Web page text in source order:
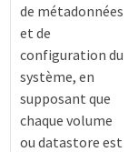
de métadonnées
et de
configuration du
système, en
supposant que
chaque volume
ou datastore est